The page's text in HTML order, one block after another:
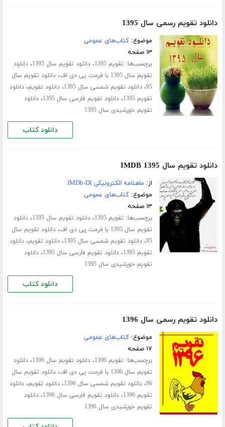
دانلود تقویم رسمی سال 1395
موضوع:کتاب‌های عمومی
۱۳ صفحه
برچسب‌ها: تقویم 1395 ،دانلود تقویم سال 1395 ،دانلود
تقویم سال 1395 با فرمت پی دی اف
،دانلود تقویم سال
95،دانلود تقویم شمسی سال 1395 ،دانلود تقویم،دانلود
تقویم 1395
،دانلود تقویم فارسی سال 1395 ،دانلود
تقویم خورشیدی سال 1395
دانلود کتاب
دانلود تقویم سال 1395 IMDB
از: ماهنامه الکترونیکی IMDb-Dl
موضوع:کتاب‌های عمومی
۱۳ صفحه
برچسب‌ها: تقویم 1395 ،دانلود تقویم سال 1395 ،دانلود
تقویم سال 1395 با فرمت پی دی اف
،دانلود تقویم سال
95،دانلود تقویم شمسی سال 1395 ،دانلود تقویم،دانلود
تقویم 1395
،دانلود تقویم فارسی سال 1395 ،دانلود
تقویم خورشیدی سال 1395
دانلود کتاب
دانلود تقویم رسمی سال 1396
موضوع:کتاب‌های عمومی
۱۷ صفحه
برچسب‌ها: تقویم 1396 ،دانلود تقویم سال 1396 ،دانلود
تقویم سال 1396 با فرمت پی دی اف
،دانلود تقویم سال
96،دانلود تقویم شمسی سال 1396 ،دانلود تقویم،دانلود
تقویم 1396
،دانلود تقویم فارسی سال 1396 ،دانلود
تقویم خورشیدی سال 1396